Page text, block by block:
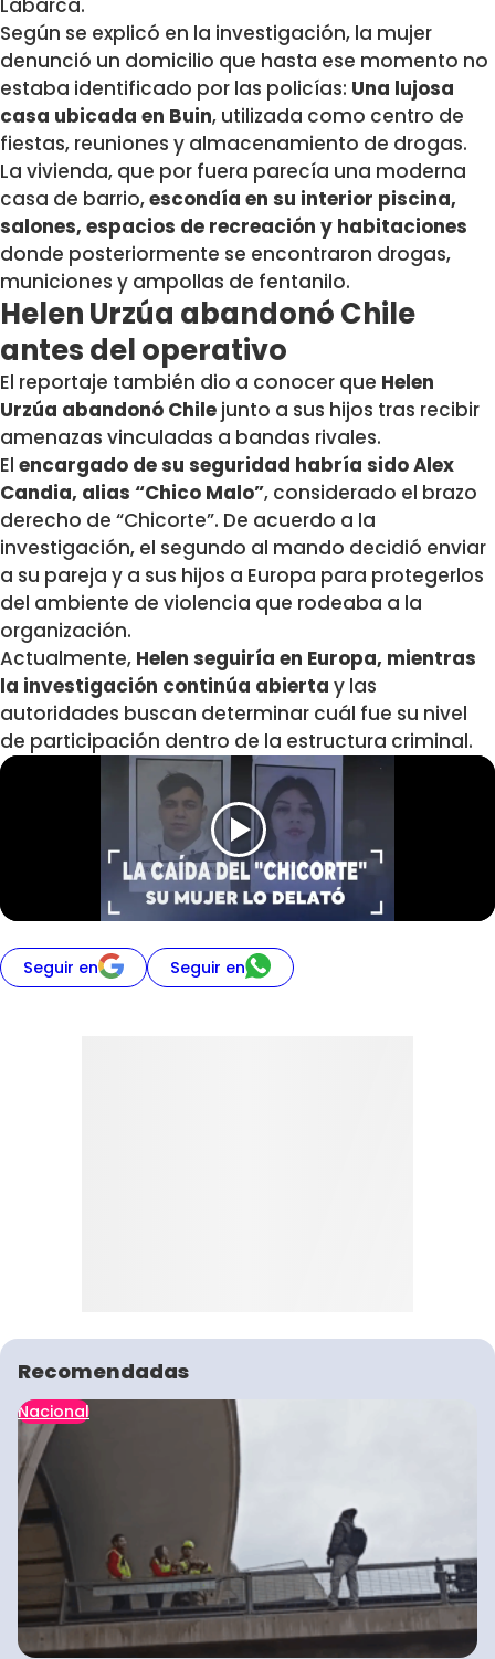
Según se explicó en la investigación, la mujer
denunció un domicilio que hasta ese momento no
estaba identificado por las policías: Una lujosa
casa ubicada en Buin, utilizada como centro de
fiestas, reuniones y almacenamiento de drogas.
La vivienda, que por fuera parecía una moderna
casa de barrio,escondía en su interior piscina,
salones, espacios de recreación y habitaciones
donde posteriormente se encontraron drogas,
municiones y ampollas de fentanilo.
Helen Urzúa abandonó Chile
antes del operativo
El reportaje también dio a conocer que Helen
Urzúa abandonó Chile junto a sus hijos tras recibir
amenazas vinculadas a bandas rivales.
El encargado de su seguridad habría sido Alex
Candia, alias “Chico Malo”, considerado el brazo
derecho de “Chicorte”. De acuerdo a la
investigación, el segundo al mando decidió enviar
a su pareja y a sus hijos a Europa para protegerlos
del ambiente de violencia que rodeaba a la
organización.
Actualmente, Helen seguiría en Europa, mientras
la investigación continúa abierta y las
autoridades buscan determinar cuál fue su nivel
de participación dentro de la estructura criminal.
Seguir en Seguir en
Recomendadas
Nacional